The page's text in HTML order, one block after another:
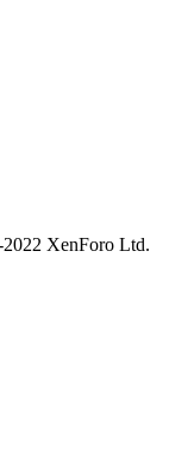
XenForo Ltd.